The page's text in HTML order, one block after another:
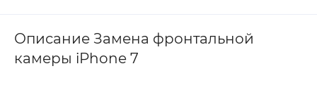
Описание Замена фронтальной
камеры iPhone 7